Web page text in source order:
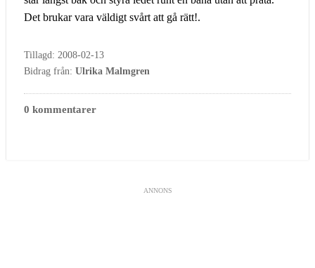
Det brukar vara väldigt svårt att gå rätt!.
Tillagd: 2008-02-13
Bidrag från: Ulrika Malmgren
0 kommentarer
ANNONS